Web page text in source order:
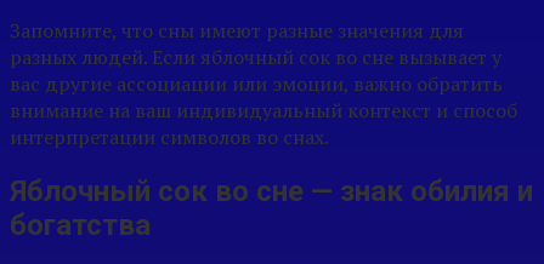
Запомните, что сны имеют разные значения для
разных людей. Если яблочный сок во сне вызывает у
вас другие ассоциации или эмоции, важно обратить
внимание на ваш индивидуальный контекст и способ
интерпретации символов во снах.
Яблочный сок во сне — знак обилия и
богатства